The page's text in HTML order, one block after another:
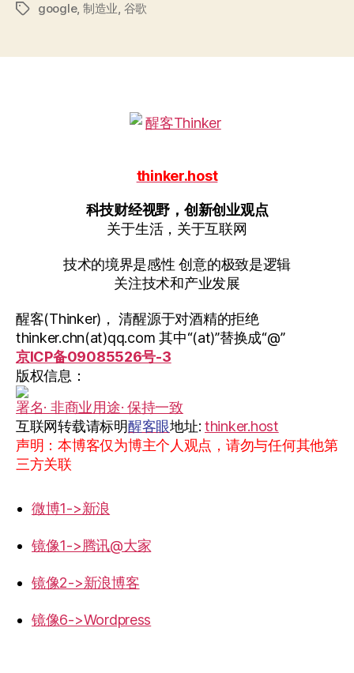
与
起”
标
google, 制造业, 谷歌
thinker.host
科技财经视野，创新创业观点
关于生活，关于互联网
技术的境界是感性 创意的极致是逻辑
关注技术和产业发展
醒客(Thinker)， 清醒源于对酒精的拒绝
thinker.chn(at)qq.com 其中“(at)”替换成“@”
京ICP备09085526号-3
版权信息：
署名· 非商业用途· 保持一致
互联网转载请标明醒客眼地址: thinker.host
声明：本博客仅为博主个人观点，请勿与任何其他第
三方关联
微博1->新浪
镜像1->腾讯@大家
镜像2->新浪博客
镜像6->Wordpress